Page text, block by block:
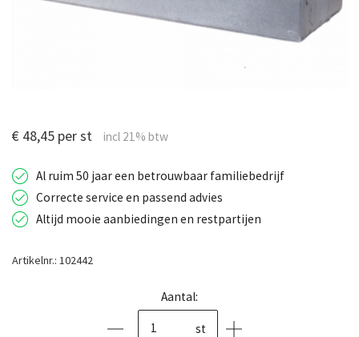
€ 48,45 per st
Al ruim 50 jaar een betrouwbaar familiebedrijf
Correcte service en passend advies
Altijd mooie aanbiedingen en restpartijen
Artikelnr.: 102442
Aantal:
st